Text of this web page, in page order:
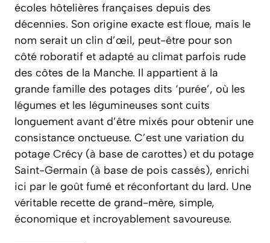
écoles hôtelières françaises depuis des
décennies. Son origine exacte est floue, mais le
nom serait un clin d’œil, peut-être pour son
côté roboratif et adapté au climat parfois rude
des côtes de la Manche. Il appartient à la
grande famille des potages dits ‘purée’, où les
légumes et les légumineuses sont cuits
longuement avant d’être mixés pour obtenir une
consistance onctueuse. C’est une variation du
potage Crécy (à base de carottes) et du potage
Saint-Germain (à base de pois cassés), enrichi
ici par le goût fumé et réconfortant du lard. Une
véritable recette de grand-mère, simple,
économique et incroyablement savoureuse.